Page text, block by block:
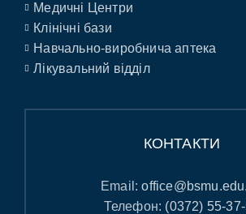
Медичні Центри
Клінічні бази
Навчально-виробнича аптека
Лікувальний відділ
КОНТАКТИ
Email:
Телефон: (0372) 55-